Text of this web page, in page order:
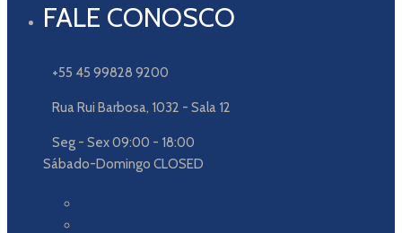
FALE CONOSCO
+55 45 99828 9200
Rua Rui Barbosa, 1032 - Sala 12
Seg - Sex 09:00 - 18:00
Sábado-Domingo CLOSED